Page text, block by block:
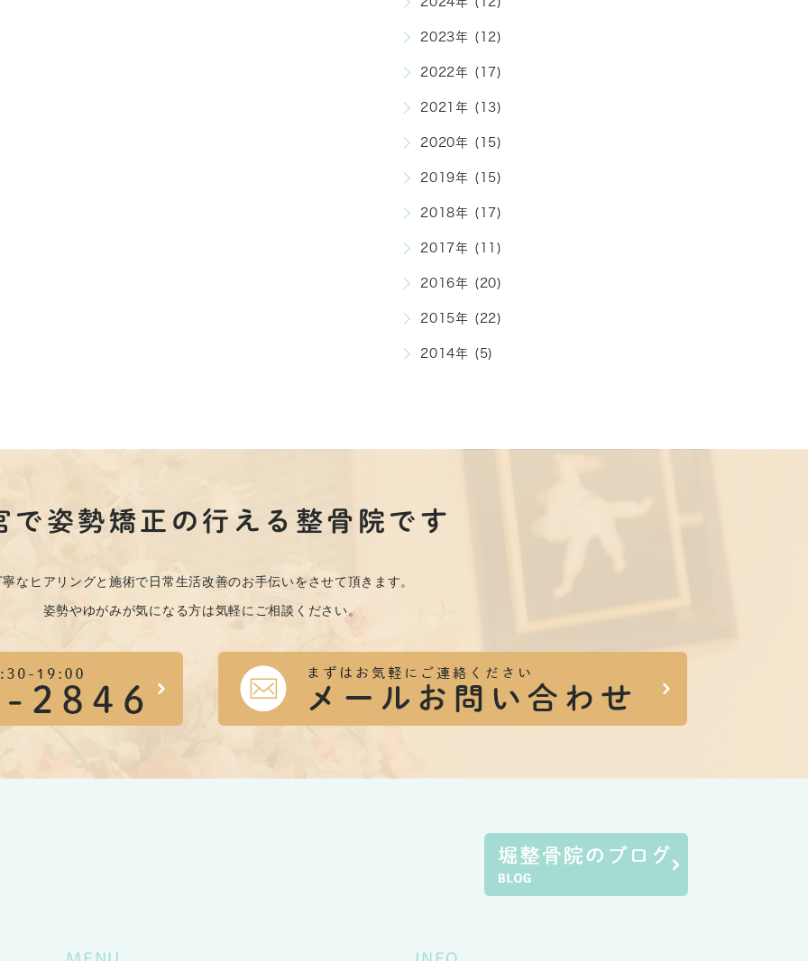
2023年 (12)
2022年 (17)
2021年 (13)
2020年 (15)
2019年 (15)
2018年 (17)
2017年 (11)
2016年 (20)
2015年 (22)
2014年 (5)
で姿勢矯正の行える整骨院です
寧なヒアリングと施術で日常生活改善のお手伝いをさせて頂きます。
姿勢やゆがみが気になる方は気軽にご相談ください。